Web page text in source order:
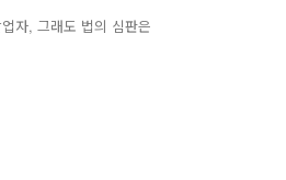
자, 그래도 법의 심판은